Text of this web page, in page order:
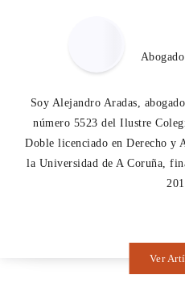
Soy Alejandro Aradas,
número 5523 del Ilustre
Doble licenciado en Derecho y
la Universidad de A Coruña,
Ver